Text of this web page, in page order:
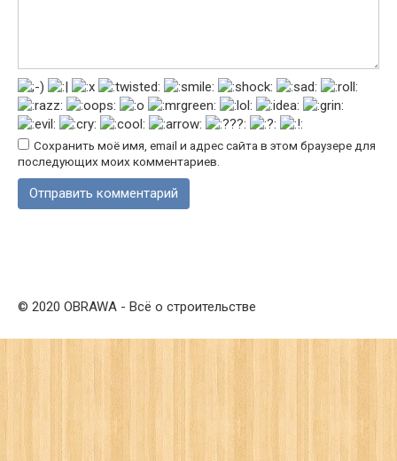
Сохранить моё имя, email и адрес сайта в этом браузере для
последующих моих комментариев.
© 2020 OBRAWA - Всё о строительстве